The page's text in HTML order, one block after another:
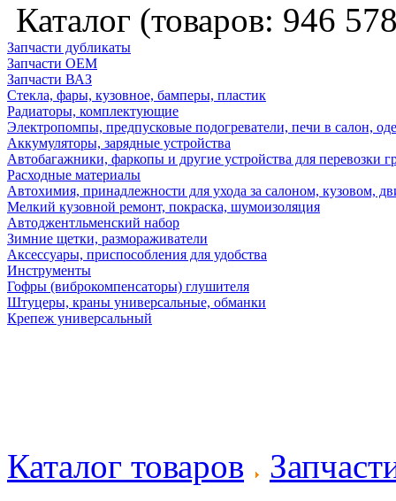
Каталог (товаров: 946
Запчасти дубликаты
Запчасти ОЕМ
Запчасти ВАЗ
Стекла, фары, кузовное, бамперы, пластик
Радиаторы, комплектующие
Электропомпы, предпусковые подогреватели, печи в салон,
Аккумуляторы, зарядные устройства
Автобагажники, фаркопы и другие устройства для перевозки
Расходные материалы
Автохимия, принадлежности для ухода за салоном, кузовом,
Мелкий кузовной ремонт, покраска, шумоизоляция
Автоджентльменский набор
Зимние щетки, размораживатели
Аксессуары, приспособления для удобства
Инструменты
Гофры (виброкомпенсаторы) глушителя
Штуцеры, краны универсальные, обманки
Крепеж универсальный
Каталог товаров